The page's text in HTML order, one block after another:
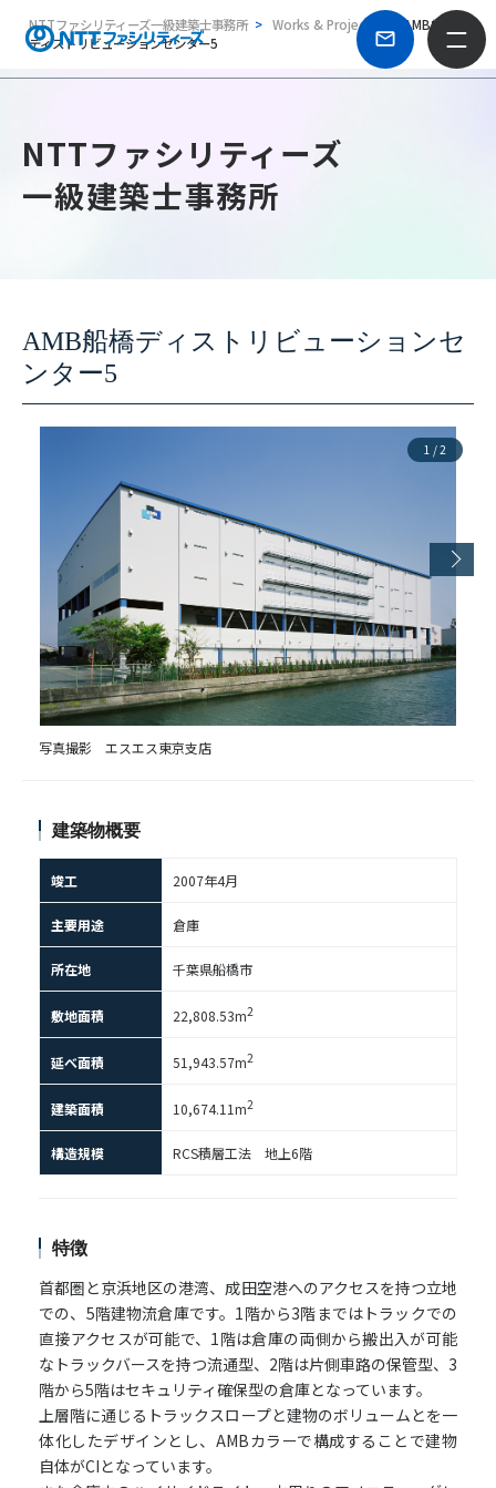
NTTファシリティーズ一級建築士事務所 Works & Projects
AMB船橋
ディストリビューションセンター5
NTTファシリティーズ
一級建築士事務所
AMB船橋ディストリビューションセ
ンター5
1 /2
写真撮影 エスエス東京支店
建築物概要
竣工 2007年4月
主要用途 倉庫
所在地 千葉県船橋市
敷地面積 22,808.53m2
延べ面積 51,943.57m2
建築面積 10,674.11m2
構造規模 RCS積層工法 地上6階
特徴
首都圏と京浜地区の港湾、成田空港へのアクセスを持つ立地
での、5階建物流倉庫です。1階から3階まではトラックでの
直接アクセスが可能で、1階は倉庫の両側から搬出入が可能
なトラックバースを持つ流通型、2階は片側車路の保管型、3
階から5階はセキュリティ確保型の倉庫となっています。
上層階に通じるトラックスロープと建物のボリュームとを一
体化したデザインとし、AMBカラーで構成することで建物
自体がCIとなっています。